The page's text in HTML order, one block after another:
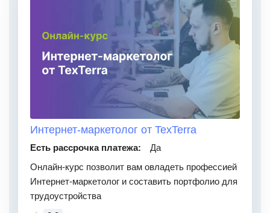
Интернет-маркетолог от TexTerra
Есть рассрочка платежа:
Да
Онлайн-курс позволит вам овладеть профессией
Интернет-маркетолог и составить портфолио для
трудоустройства